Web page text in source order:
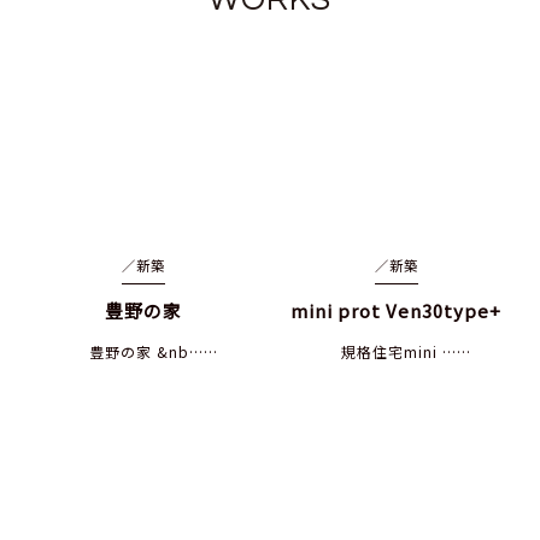
／新築
豊野の家
豊野の家 &nb……
／新築
mini prot Ven30type+
規格住宅mini ……